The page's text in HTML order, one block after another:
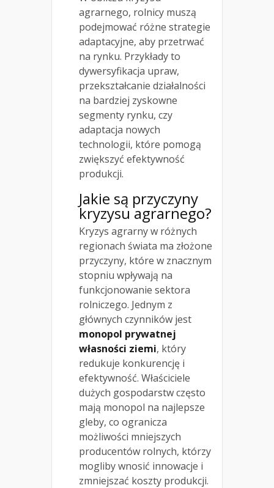
agrarnego, rolnicy muszą
podejmować różne strategie
adaptacyjne, aby przetrwać
na rynku. Przykłady to
dywersyfikacja upraw,
przekształcanie działalności
na bardziej zyskowne
segmenty rynku, czy
adaptacja nowych
technologii, które pomogą
zwiększyć efektywność
produkcji.
Jakie są przyczyny
kryzysu agrarnego?
Kryzys agrarny w różnych
regionach świata ma złożone
przyczyny, które w znacznym
stopniu wpływają na
funkcjonowanie sektora
rolniczego. Jednym z
głównych czynników jest
monopol prywatnej
własności ziemi, który
redukuje konkurencję i
efektywność. Właściciele
dużych gospodarstw często
mają monopol na najlepsze
gleby, co ogranicza
możliwości mniejszych
producentów rolnych, którzy
mogliby wnosić innowacje i
zmniejszać koszty produkcji.